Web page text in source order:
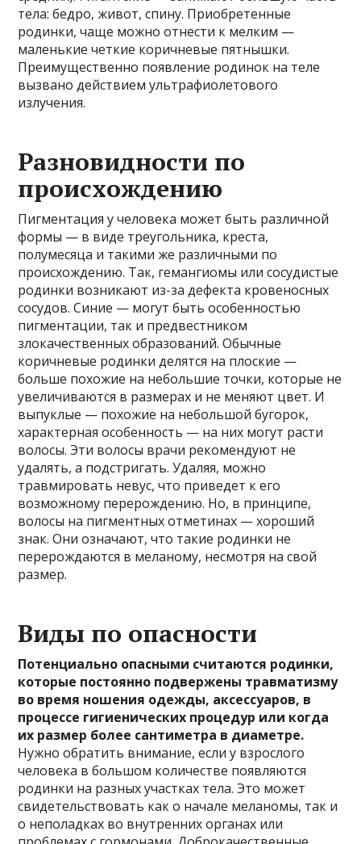
тела: бедро, живот, спину. Приобретенные
родинки, чаще можно отнести к мелким —
маленькие четкие коричневые пятнышки.
Преимущественно появление родинок на теле
вызвано действием ультрафиолетового
излучения.
Разновидности по
происхождению
Пигментация у человека может быть различной
формы — в виде треугольника, креста,
полумесяца и такими же различными по
происхождению. Так, гемангиомы или сосудистые
родинки возникают из-за дефекта кровеносных
сосудов. Синие — могут быть особенностью
пигментации, так и предвестником
злокачественных образований. Обычные
коричневые родинки делятся на плоские —
больше похожие на небольшие точки, которые не
увеличиваются в размерах и не меняют цвет. И
выпуклые — похожие на небольшой бугорок,
характерная особенность — на них могут расти
волосы. Эти волосы врачи рекомендуют не
удалять, а подстригать. Удаляя, можно
травмировать невус, что приведет к его
возможному перерождению. Но, в принципе,
волосы на пигментных отметинах — хороший
знак. Они означают, что такие родинки не
перерождаются в меланому, несмотря на свой
размер.
Виды по опасности
Потенциально опасными считаются родинки,
которые постоянно подвержены травматизму
во время ношения одежды, аксессуаров, в
процессе гигиенических процедур или когда
их размер более сантиметра в диаметре.
Нужно обратить внимание, если у взрослого
человека в большом количестве появляются
родинки на разных участках тела. Это может
свидетельствовать как о начале меланомы, так и
о неполадках во внутренних органах или